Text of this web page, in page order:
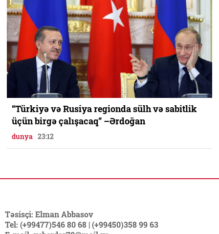
“Türkiyə və Rusiya regionda sülh və sabitlik
üçün birgə çalışacaq” –Ərdoğan
dunya 23:12
Təsisçi: Elman Abbasov
Tel: (+99477)546 80 68 | (+99450)358 99 63